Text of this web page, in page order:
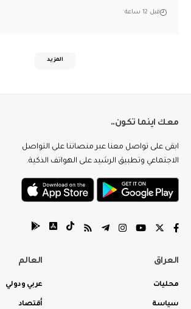
قبل 12 ساعة
المزيد
معك اينما تكون..
ابقى على تواصل معنا عبر منصاتنا على التواصل
الاجتماعي وتطبيق الرشيد على الهواتف الذكية.
العراق
محليات
سياسة
العالم
عربي ودولي
أقتصاد